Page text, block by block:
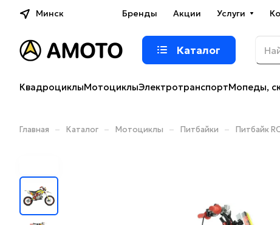
Минск Бренды Акции Услуги
Каталог
КвадроциклыМотоциклыЭлектротранспортМопеды,
Главная – Каталог – Мотоциклы – Питбайки – Питбайк